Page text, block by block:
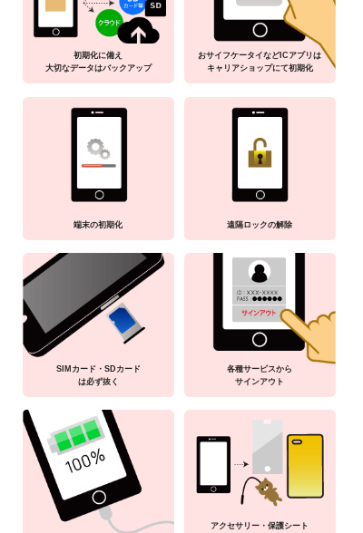
初期化に備え
大切なデータはバックアップ
おサイフケータイなどICアプリは
キャリアショップにて初期化
端末の初期化 遠隔ロックの解除
SIMカード・SDカード
は必ず抜く
各種サービスから
サインアウト
アクセサリー・保護シート